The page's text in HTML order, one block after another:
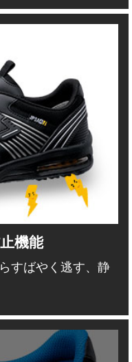
機能
すばやく逃す、静